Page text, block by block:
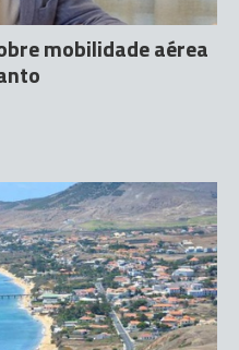
mobilidade aérea